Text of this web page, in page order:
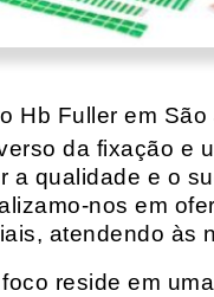
Hb Fuller em
da fixação e
a qualidade e o
nos em
atendendo às
reside em